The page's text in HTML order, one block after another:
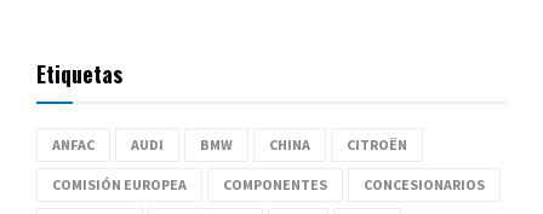
Etiquetas
ANFAC AUDI BMW CHINA CITROËN
COMISIÓN EUROPEA COMPONENTES CONCESIONARIOS